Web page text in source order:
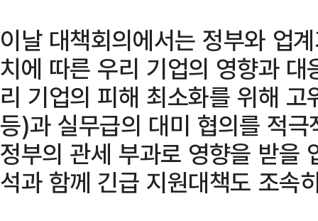
이날 대책회의에서는 정부와 업
치에 따른 우리 기업의 영향과
리 기업의 피해 최소화를 위해
등)과 실무급의 대미 협의를 적극
정부의 관세 부과로 영향을 받을
석과 함께 긴급 지원대책도 조속